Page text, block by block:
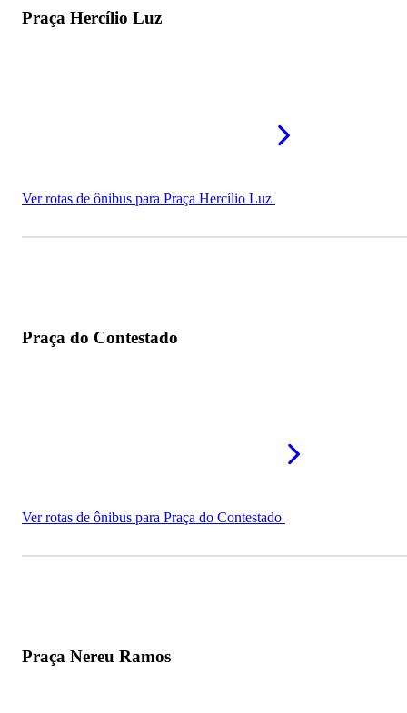
Praça Hercílio Luz
Ver rotas de ônibus para Praça Hercílio Luz
Praça do Contestado
Ver rotas de ônibus para Praça do Contestado
Praça Nereu Ramos